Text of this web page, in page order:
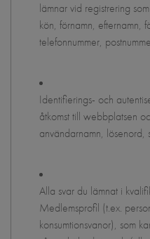
lämnar vid registrering
kön, förnamn, efternamn,
telefonnummer,
Identifierings- och
åtkomst till webbplatsen
användarnamn, lösenord,
Alla svar du lämnat i
Medlemsprofil (t.ex.
konsumtionsvanor), som